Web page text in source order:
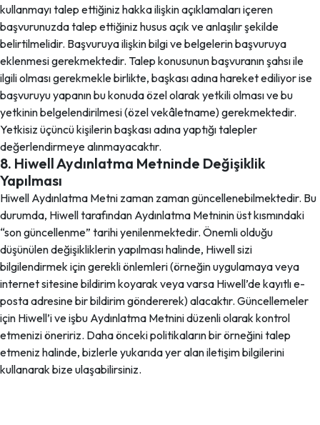
kullanmayı talep ettiğiniz hakka ilişkin açıklamaları içeren
başvurunuzda talep ettiğiniz husus açık ve anlaşılır şekilde
belirtilmelidir. Başvuruya ilişkin bilgi ve belgelerin başvuruya
eklenmesi gerekmektedir. Talep konusunun başvuranın şahsı ile
ilgili olması gerekmekle birlikte, başkası adına hareket ediliyor ise
başvuruyu yapanın bu konuda özel olarak yetkili olması ve bu
yetkinin belgelendirilmesi (özel vekâletname) gerekmektedir.
Yetkisiz üçüncü kişilerin başkası adına yaptığı talepler
değerlendirmeye alınmayacaktır.
8. Hiwell Aydınlatma Metninde Değişiklik
Yapılması
Hiwell Aydınlatma Metni zaman zaman güncellenebilmektedir. Bu
durumda, Hiwell tarafından Aydınlatma Metninin üst kısmındaki
“son güncellenme” tarihi yenilenmektedir. Önemli olduğu
düşünülen değişikliklerin yapılması halinde, Hiwell sizi
bilgilendirmek için gerekli önlemleri (örneğin uygulamaya veya
internet sitesine bildirim koyarak veya varsa Hiwell’de kayıtlı e-
posta adresine bir bildirim göndererek) alacaktır. Güncellemeler
için Hiwell’i ve işbu Aydınlatma Metnini düzenli olarak kontrol
etmenizi öneririz. Daha önceki politikaların bir örneğini talep
etmeniz halinde, bizlerle yukarıda yer alan iletişim bilgilerini
kullanarak bize ulaşabilirsiniz.